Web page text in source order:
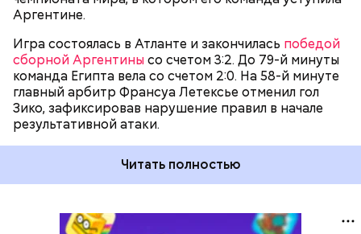
Аргентине.
Игра состоялась в Атланте и закончилась победой
сборной Аргентинысо счетом 3:2. До 79-й минуты
команда Египта вела со счетом 2:0. На 58-й минуте
главный арбитр Франсуа Летексье отменил гол
Зико, зафиксировав нарушение правил в начале
результативной атаки.
Читать полностью